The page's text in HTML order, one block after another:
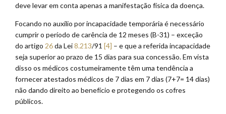
deve levar em conta apenas a manifestação física da doença.
Focando no auxílio por incapacidade temporária é necessário
cumprir o período de carência de 12 meses (B-31) – exceção
do artigo 26da Lei8.213/91 [4] – e que a referida incapacidade
seja superior ao prazo de 15 dias para sua concessão. Em vista
disso os médicos costumeiramente têm uma tendência a
fornecer atestados médicos de 7 dias em 7 dias (7+7= 14 dias)
não dando direito ao benefício e protegendo os cofres
públicos.